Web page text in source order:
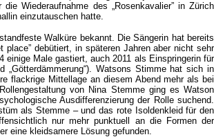
Wiederaufnahme des „Rosenkavalier” in Zürich
einzutauschen hatte.
Walküre bekannt. Die Sängerin hat bereits
place” debütiert, in späteren Jahren aber nicht sehr
einige Male gastiert, auch 2011 als Einspringerin für
„Götterdämmerung“). Watsons Stimme hat sich in
flackrige Mittellage an diesem Abend mehr als bei
von Nina Stemme ging es Watson
Ausdifferenzierung der Rolle suchend.
als Stemme – und das rote Isoldenkleid für den
nur mehr punktuell an die Formen der
eine kleidsamere Lösung gefunden.